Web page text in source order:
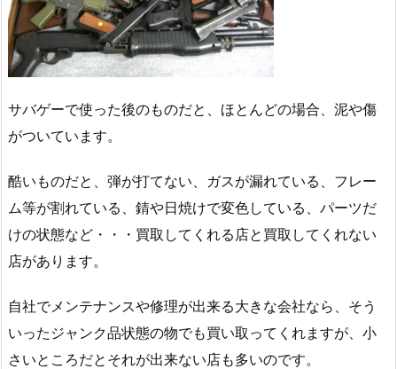
サバゲーで使った後のものだと、ほとんどの場合、泥や傷
がついています。
酷いものだと、弾が打てない、ガスが漏れている、フレー
ム等が割れている、錆や日焼けで変色している、パーツだ
けの状態など・・・買取してくれる店と買取してくれない
店があります。
自社でメンテナンスや修理が出来る大きな会社なら、そう
いったジャンク品状態の物でも買い取ってくれますが、小
さいところだとそれが出来ない店も多いのです。